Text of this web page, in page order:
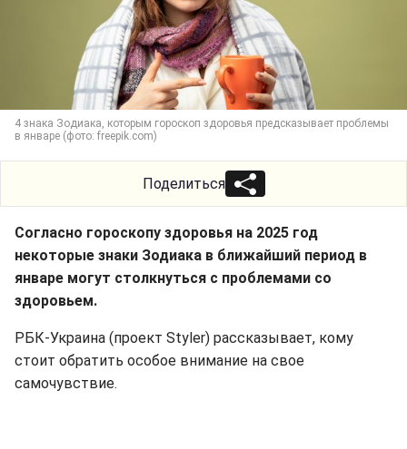
4 знака Зодиака, которым гороскоп здоровья предсказывает проблемы
в январе (фото: freepik.com)
Поделиться
Согласно гороскопу здоровья на 2025 год
некоторые знаки Зодиака в ближайший период в
январе могут столкнуться с проблемами со
здоровьем.
РБК-Украина (проект Styler) рассказывает, кому
стоит обратить особое внимание на свое
самочувствие.